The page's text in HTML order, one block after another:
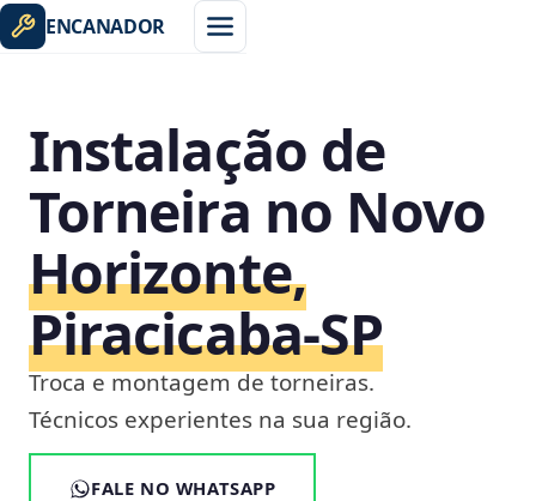
ENCANADOR
Instalação de
Torneira no Novo
Horizonte,
Piracicaba‑SP
Troca e montagem de torneiras.
Técnicos experientes na sua região.
FALE NO WHATSAPP